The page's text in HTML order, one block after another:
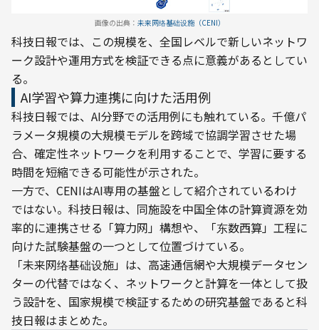
画像の出典： 未来网络基础设施（CENI）
科技日報では、この規模を、全国レベルで新しいネットワ
ーク設計や運用方式を検証できる点に意義があるとしてい
る。
AI学習や算力連携に向けた活用例
科技日報では、AI分野での活用例にも触れている。千億パ
ラメータ規模の大規模モデルを跨域で協調学習させた場
合、確定性ネットワークを利用することで、学習に要する
時間を短縮できる可能性が示された。
一方で、CENIはAI専用の基盤として紹介されているわけ
ではない。科技日報は、同施設を中国全体の計算資源を効
率的に連携させる「算力网」構想や、「东数西算」工程に
向けた試験基盤の一つとして位置づけている。
「未来网络基础设施」は、高速通信網や大規模データセン
ターの代替ではなく、ネットワークと計算を一体として扱
う設計を、国家規模で検証するための研究基盤であると科
技日報はまとめた。